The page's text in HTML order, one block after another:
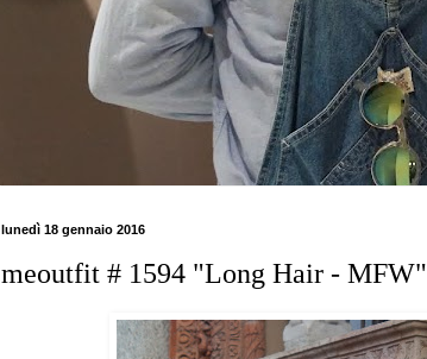
lunedì 18 gennaio 2016
meoutfit # 1594 "Long Hair - MFW"